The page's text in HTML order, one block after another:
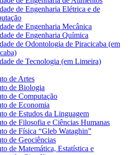
de Engenharia Elétrica e de
de Engenharia Mecânica
de Engenharia Química
de Odontologia de Piracicaba (em
de Tecnologia (em Limeira)
de Artes
de Biologia
de Computação
de Economia
de Estudos da Linguagem
de Filosofia e Ciências Humanas
de Física “Gleb Wataghin”
de Geociências
de Matemática, Estatística e